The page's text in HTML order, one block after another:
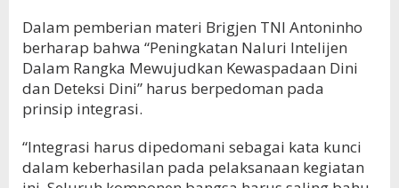
Dalam pemberian materi Brigjen TNI Antoninho
berharap bahwa “Peningkatan Naluri Intelijen
Dalam Rangka Mewujudkan Kewaspadaan Dini
dan Deteksi Dini” harus berpedoman pada
prinsip integrasi.
“Integrasi harus dipedomani sebagai kata kunci
dalam keberhasilan pada pelaksanaan kegiatan